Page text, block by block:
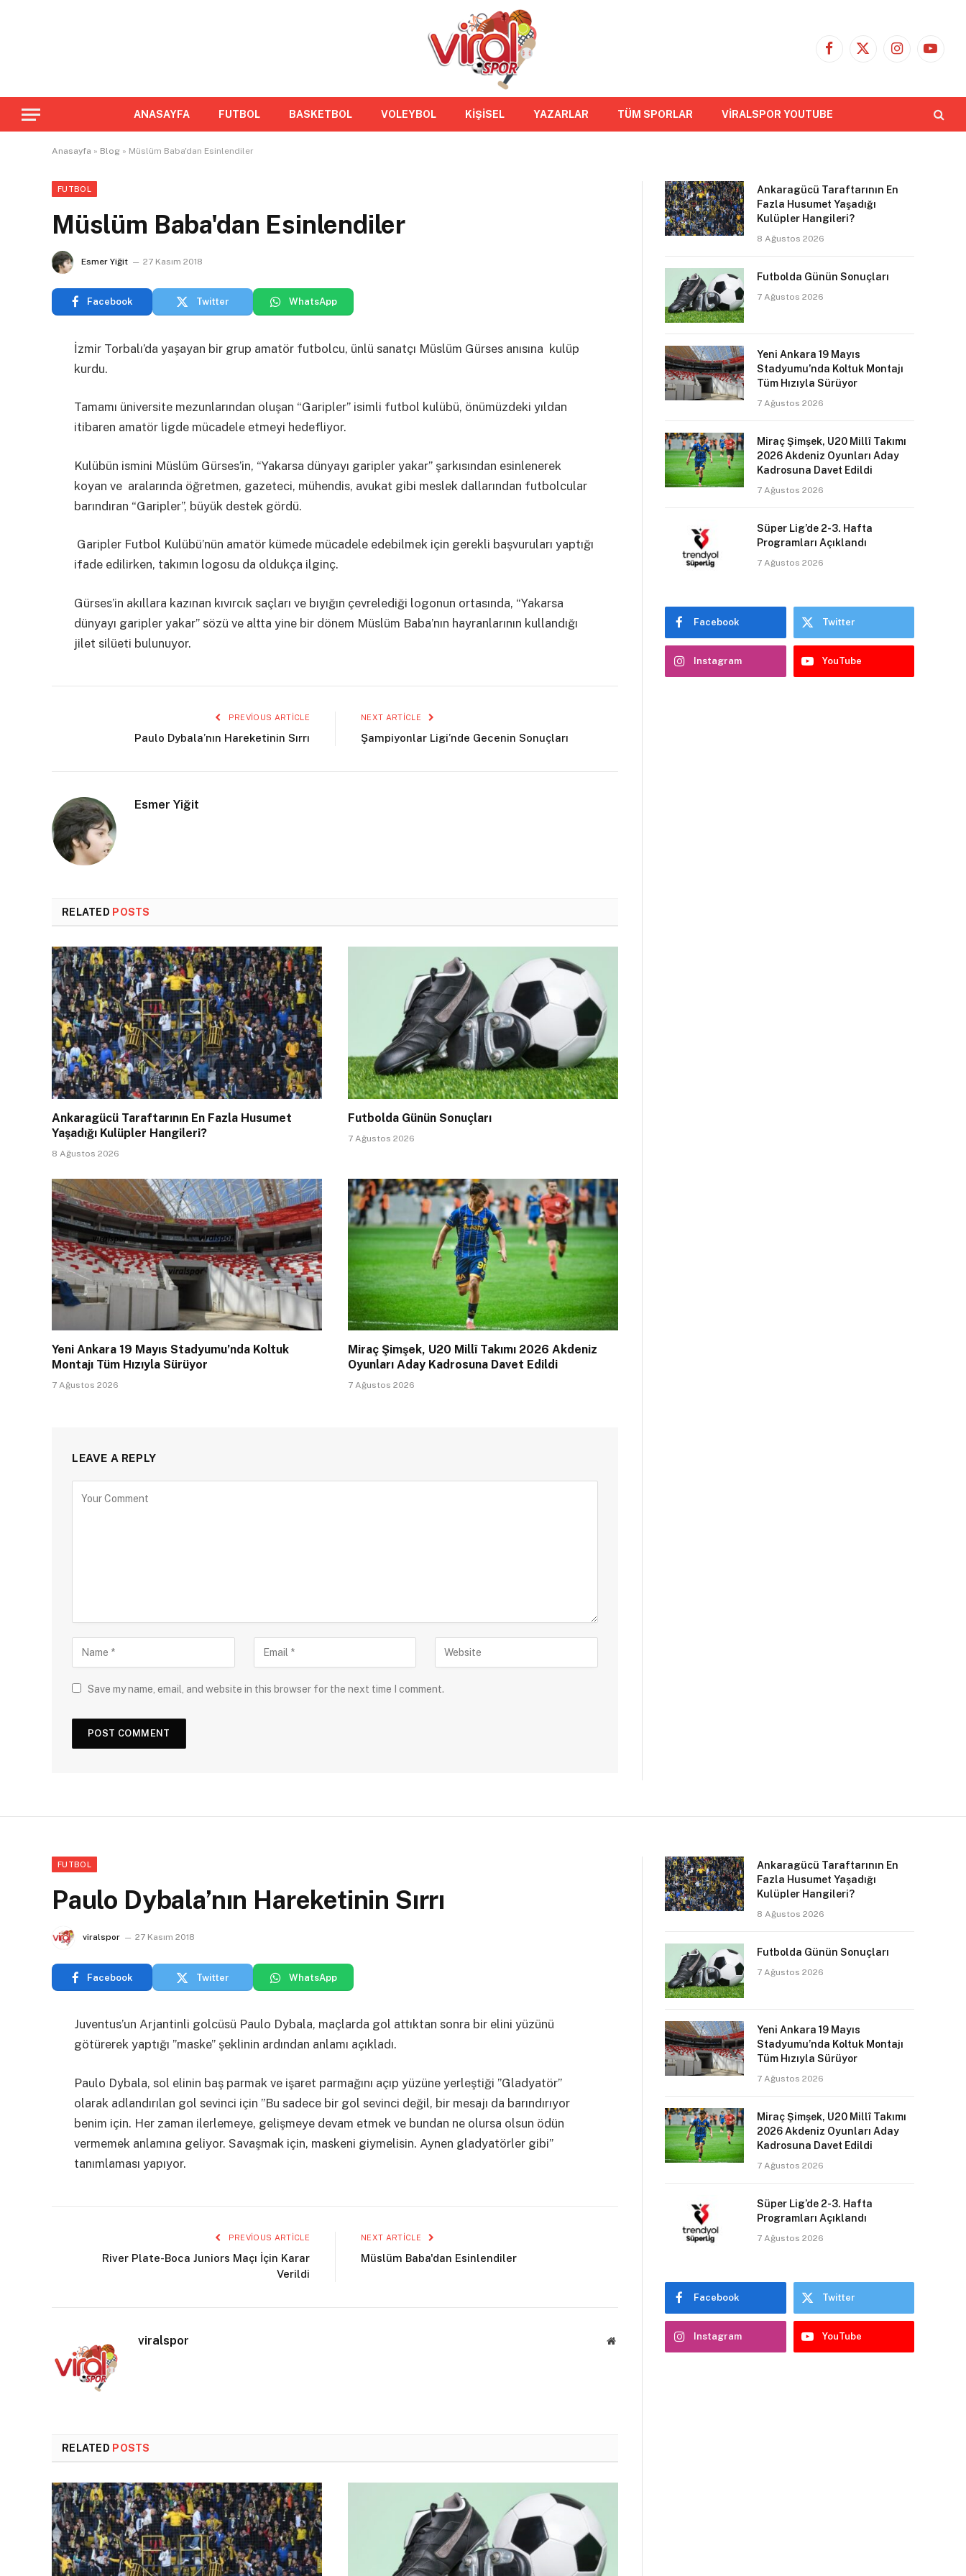
Facebook
X
Instagram
ANASAYFA FUTBOL BASKETBOL VOLEYBOL KİŞİSEL YAZARLAR TÜM SPORLAR VİRALSPOR YOUTUBE
Anasayfa » Blog » Müslüm Baba'dan Esinlendiler
FUTBOL
Müslüm Baba'dan Esinlendiler
Esmer Yiğit 27 Kasım 2018
Facebook Twitter WhatsApp
İzmir Torbalı’da yaşayan bir grup amatör futbolcu, ünlü sanatçı Müslüm Gürses anısına kulüp
kurdu.
Tamamı üniversite mezunlarından oluşan “Garipler” isimli futbol kulübü, önümüzdeki yıldan
itibaren amatör ligde mücadele etmeyi hedefliyor.
Kulübün ismini Müslüm Gürses’in, “Yakarsa dünyayı garipler yakar” şarkısından esinlenerek
koyan ve aralarında öğretmen, gazeteci, mühendis, avukat gibi meslek dallarından futbolcular
barındıran “Garipler”, büyük destek gördü.
Garipler Futbol Kulübü’nün amatör kümede mücadele edebilmek için gerekli başvuruları yaptığı
ifade edilirken, takımın logosu da oldukça ilginç.
Gürses’in akıllara kazınan kıvırcık saçları ve bıyığın çevrelediği logonun ortasında, “Yakarsa
dünyayı garipler yakar” sözü ve altta yine bir dönem Müslüm Baba’nın hayranlarının kullandığı
jilet silüeti bulunuyor.
PREVIOUS ARTICLE
Paulo Dybala’nın Hareketinin Sırrı
NEXT ARTICLE
Şampiyonlar Ligi’nde Gecenin Sonuçları
Esmer Yiğit
RELATED POSTS
Ankaragücü Taraftarının En Fazla Husumet
Yaşadığı Kulüpler Hangileri?
8 Ağustos 2026
Futbolda Günün Sonuçları
7 Ağustos 2026
Yeni Ankara 19 Mayıs Stadyumu’nda Koltuk
Montajı Tüm Hızıyla Sürüyor
7 Ağustos 2026
Miraç Şimşek, U20 Millî Takımı 2026 Akdeniz
Oyunları Aday Kadrosuna Davet Edildi
7 Ağustos 2026
LEAVE A REPLY
Save my name, email, and website in this browser for the next time I comment.
Ankaragücü Taraftarının En
Fazla Husumet Yaşadığı
Kulüpler Hangileri?
8 Ağustos 2026
Futbolda Günün Sonuçları
7 Ağustos 2026
Yeni Ankara 19 Mayıs
Stadyumu’nda Koltuk Montajı
Tüm Hızıyla Sürüyor
7 Ağustos 2026
Miraç Şimşek, U20 Millî Takımı
2026 Akdeniz Oyunları Aday
Kadrosuna Davet Edildi
7 Ağustos 2026
Süper Lig’de 2-3. Hafta
Programları Açıklandı
7 Ağustos 2026
Facebook Twitter
Instagram YouTube
FUTBOL
Paulo Dybala’nın Hareketinin Sırrı
viralspor 27 Kasım 2018
Facebook Twitter WhatsApp
Juventus’un Arjantinli golcüsü Paulo Dybala, maçlarda gol attıktan sonra bir elini yüzünü
götürerek yaptığı ”maske” şeklinin ardından anlamı açıkladı.
Paulo Dybala, sol elinin baş parmak ve işaret parmağını açıp yüzüne yerleştiği ”Gladyatör”
olarak adlandırılan gol sevinci için ”Bu sadece bir gol sevinci değil, bir mesajı da barındırıyor
benim için. Her zaman ilerlemeye, gelişmeye devam etmek ve bundan ne olursa olsun ödün
vermemek anlamına geliyor. Savaşmak için, maskeni giymelisin. Aynen gladyatörler gibi”
tanımlaması yapıyor.
PREVIOUS ARTICLE
River Plate-Boca Juniors Maçı İçin Karar
Verildi
NEXT ARTICLE
Müslüm Baba'dan Esinlendiler
viralspor Website
RELATED POSTS
Ankaragücü Taraftarının En
Fazla Husumet Yaşadığı
Kulüpler Hangileri?
8 Ağustos 2026
Futbolda Günün Sonuçları
7 Ağustos 2026
Yeni Ankara 19 Mayıs
Stadyumu’nda Koltuk Montajı
Tüm Hızıyla Sürüyor
7 Ağustos 2026
Miraç Şimşek, U20 Millî Takımı
2026 Akdeniz Oyunları Aday
Kadrosuna Davet Edildi
7 Ağustos 2026
Süper Lig’de 2-3. Hafta
Programları Açıklandı
7 Ağustos 2026
Facebook Twitter
Instagram YouTube